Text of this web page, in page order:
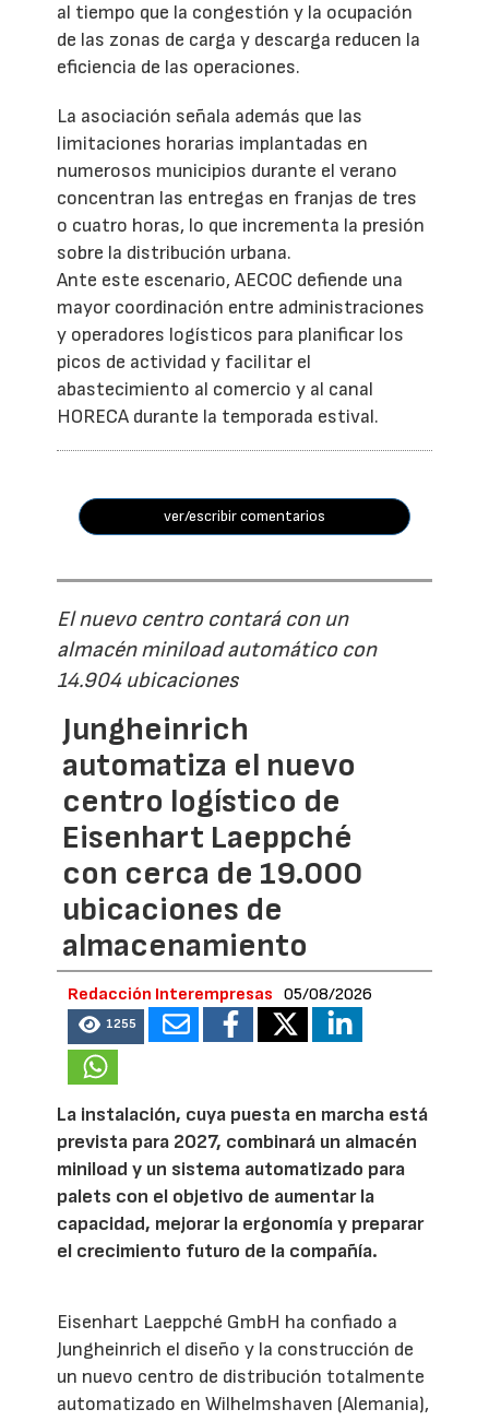
al tiempo que la congestión y la ocupación
de las zonas de carga y descarga reducen la
eficiencia de las operaciones.
La asociación señala además que las
limitaciones horarias implantadas en
numerosos municipios durante el verano
concentran las entregas en franjas de tres
o cuatro horas, lo que incrementa la presión
sobre la distribución urbana.
Ante este escenario, AECOC defiende una
mayor coordinación entre administraciones
y operadores logísticos para planificar los
picos de actividad y facilitar el
abastecimiento al comercio y al canal
HORECA durante la temporada estival.
ver/escribir comentarios
El nuevo centro contará con un
almacén miniload automático con
14.904 ubicaciones
Jungheinrich
automatiza el nuevo
centro logístico de
Eisenhart Laeppché
con cerca de 19.000
ubicaciones de
almacenamiento
Redacción Interempresas 05/08/2026
1255
La instalación, cuya puesta en marcha está
prevista para 2027, combinará un almacén
miniload y un sistema automatizado para
palets con el objetivo de aumentar la
capacidad, mejorar la ergonomía y preparar
el crecimiento futuro de la compañía.
Eisenhart Laeppché GmbH ha confiado a
Jungheinrich el diseño y la construcción de
un nuevo centro de distribución totalmente
automatizado en Wilhelmshaven (Alemania),